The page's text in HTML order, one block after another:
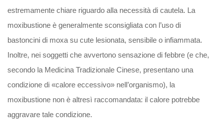
estremamente chiare riguardo alla necessità di cautela. La
moxibustione è generalmente sconsigliata con l’uso di
bastoncini di moxa su cute lesionata, sensibile o infiammata.
Inoltre, nei soggetti che avvertono sensazione di febbre (e che,
secondo la Medicina Tradizionale Cinese, presentano una
condizione di «calore eccessivo» nell’organismo), la
moxibustione non è altresì raccomandata: il calore potrebbe
aggravare tale condizione.